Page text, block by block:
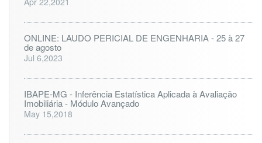
ONLINE: LAUDO PERICIAL DE ENGENHARIA - 25 à 27
de agosto
Jul 6,2023
IBAPE-MG - Inferência Estatística Aplicada à Avaliação
Imobiliária - Módulo Avançado
May 15,2018